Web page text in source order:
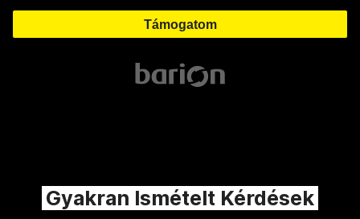
Gyakran Ismételt Kérdések